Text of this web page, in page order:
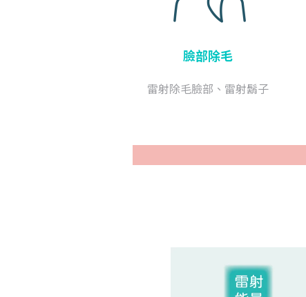
臉部除毛
雷射除毛臉部、雷射鬍子